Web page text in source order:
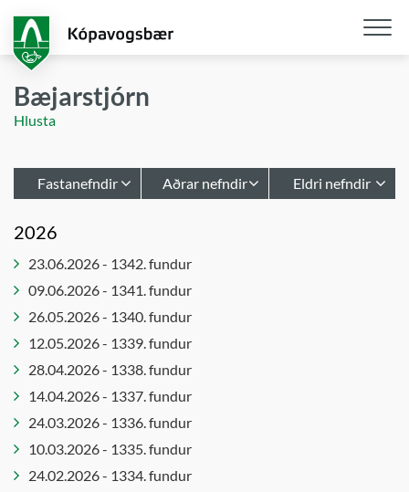
aðalefni
Bæjarstjórn
Hlusta
Fastanefndir
byggingarfulltrúa
Bæjarráð
Bæjarstjórn
Embættisafgreiðslur
skipulagsfulltrúa
Forsætisnefnd
Innkaupanefnd
Jafnréttis-
og
Aðrar nefndir
Lýðheilsa
innleiðing
Notendaráð
í málefnum
fatlaðs
tónlistarsafns
Íslands
Ungmennaráð
Eldri nefndir
Atvinnu- og
þróunarráð
Barnaverndarnefnd
Byggingarnefnd
Embættisafgreiðslur
skipulagsstjóra
Ferlinefnd
Félagsmálaráð
Forvarna-
2026
23.06.2026 - 1342. fundur
09.06.2026 - 1341. fundur
26.05.2026 - 1340. fundur
12.05.2026 - 1339. fundur
28.04.2026 - 1338. fundur
14.04.2026 - 1337. fundur
24.03.2026 - 1336. fundur
10.03.2026 - 1335. fundur
24.02.2026 - 1334. fundur
Opna